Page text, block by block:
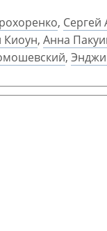
, Сергей
Киоун, Анна
,